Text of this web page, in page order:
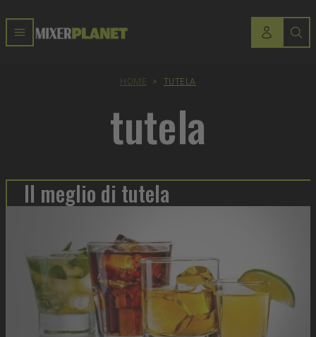
HOME > TUTELA
tutela
Il meglio di tutela